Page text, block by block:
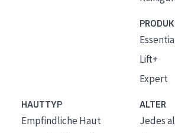
Lift+
Expert
HAUTTYP
Empfindliche Haut
ALTER
Jedes